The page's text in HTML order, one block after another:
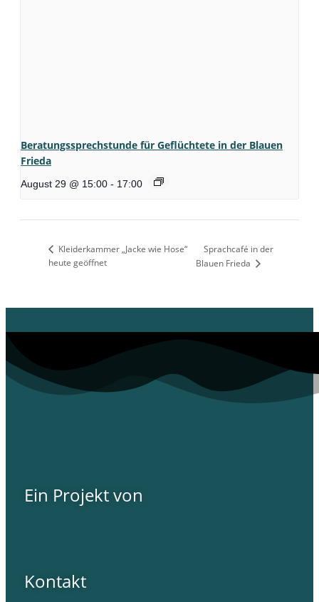
Beratungssprechstunde für Geflüchtete in der Blauen
Frieda
August 29 @ 15:00 - 17:00
Kleiderkammer „Jacke wie Hose“
heute geöffnet
Sprachcafé in der
Blauen Frieda
Ein Projekt von
Kontakt